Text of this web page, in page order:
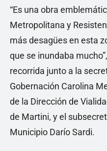
“Es una obra
Metropolitana y
más desagües en esta
que se inundaba
recorrida junto a la
Gobernación Carolina
de la Dirección de
de Martini, y el
Municipio Darío Sardi.